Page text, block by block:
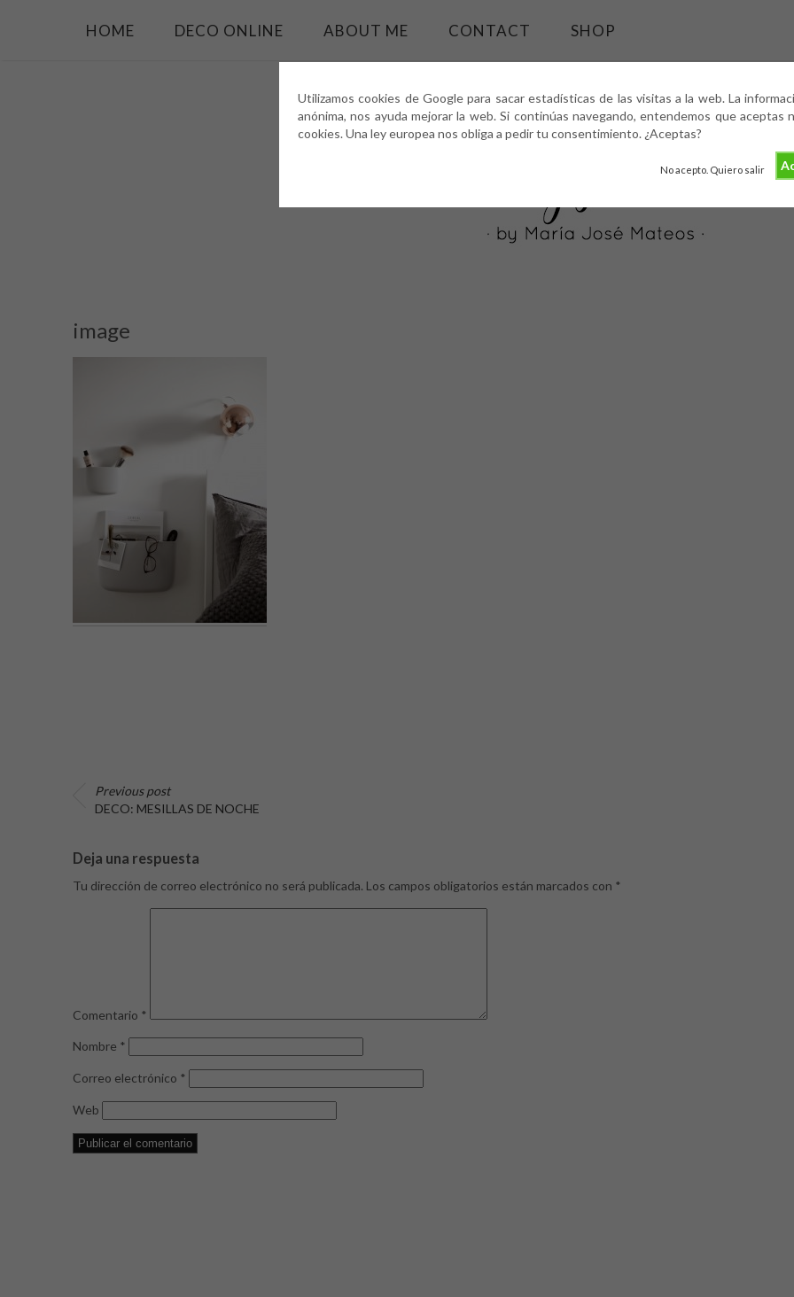
Utilizamos cookies de Google para sacar estadísticas de las visitas a la web. La
anónima, nos ayuda mejorar la web. Si continúas navegando, entendemos que aceptas
cookies. Una ley europea nos obliga a pedir tu consentimiento. ¿Aceptas?
No acepto. Quiero salir
HOME DECO ONLINE ABOUT ME CONTACT SHOP
image
Previous post
DECO: MESILLAS DE NOCHE
Deja una respuesta
Tu dirección de correo electrónico no será publicada. Los campos obligatorios están marcados con *
Comentario *
Nombre *
Correo electrónico *
Web